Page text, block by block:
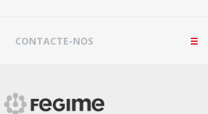
CONTACTE-NOS